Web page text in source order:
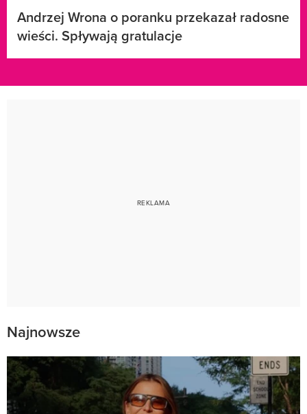
Andrzej Wrona o poranku przekazał radosne
wieści. Spływają gratulacje
Najnowsze